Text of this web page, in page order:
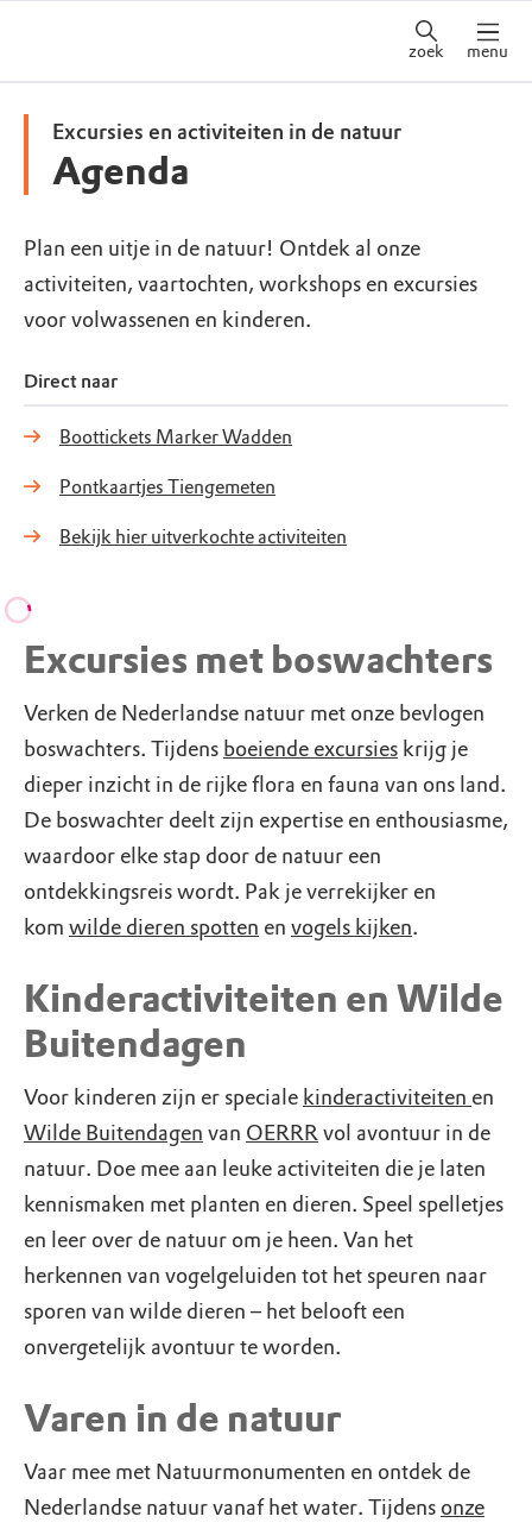
zoek menu
Excursies en activiteiten in de natuur
Agenda
Plan een uitje in de natuur! Ontdek al onze
activiteiten, vaartochten, workshops en excursies
voor volwassenen en kinderen.
Direct naar
Boottickets Marker Wadden
Pontkaartjes Tiengemeten
Bekijk hier uitverkochte activiteiten
Excursies met boswachters
Verken de Nederlandse natuur met onze bevlogen
boswachters. Tijdens boeiende excursies krijg je
dieper inzicht in de rijke flora en fauna van ons land.
De boswachter deelt zijn expertise en enthousiasme,
waardoor elke stap door de natuur een
ontdekkingsreis wordt. Pak je verrekijker en
kom wilde dieren spotten en vogels kijken.
Kinderactiviteiten en Wilde
Buitendagen
Voor kinderen zijn er speciale kinderactiviteiten en
Wilde Buitendagen van OERRRvol avontuur in de
natuur. Doe mee aan leuke activiteiten die je laten
kennismaken met planten en dieren. Speel spelletjes
en leer over de natuur om je heen. Van het
herkennen van vogelgeluiden tot het speuren naar
sporen van wilde dieren – het belooft een
onvergetelijk avontuur te worden.
Varen in de natuur
Vaar mee met Natuurmonumenten en ontdek de
Nederlandse natuur vanaf het water. Tijdens onze